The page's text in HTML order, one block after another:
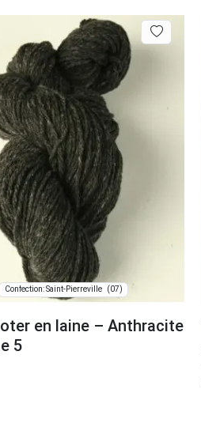
Confection: Saint-Pierreville (07)
en laine – Anthracite
5